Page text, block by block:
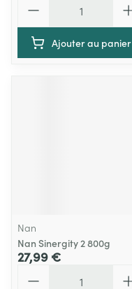
Ajouter au panier
Nan
Nan Sinergity 2 800g
27,99 €